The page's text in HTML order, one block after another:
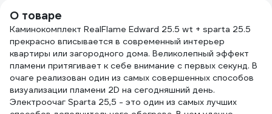
О товаре
Каминокомплект RealFlame Edward 25.5 wt + sparta 25.5
прекрасно вписывается в современный интерьер
квартиры или загородного дома. Великолепный эффект
пламени притягивает к себе внимание с первых секунд. В
очаге реализован один из самых совершенных способов
визуализации пламени 2D на сегодняшний день.
Электроочаг Sparta 25,5 - это один из самых лучших